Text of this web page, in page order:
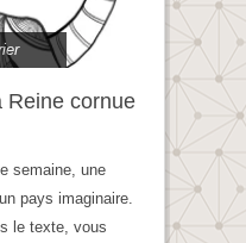
Reine cornue
semaine, une
pays imaginaire.
le texte, vous